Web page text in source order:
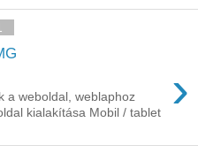
›
a weboldal, weblaphoz
kialakítása Mobil / tablet